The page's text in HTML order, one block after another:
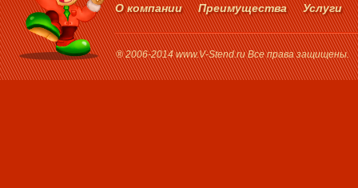
О компании Преимущества Услуги
® 2006-2014 www.V-Stend.ru Все права защищены.